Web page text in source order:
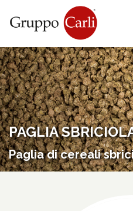
T—
PAGLIA
Paglia di cereali